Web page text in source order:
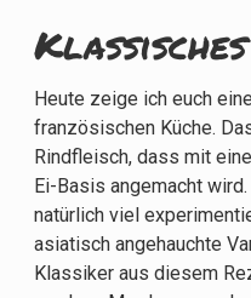
Heute zeige ich euch
französischen Küche.
Rindfleisch, dass mit
Ei-Basis angemacht
natürlich viel
asiatisch angehauchte
Klassiker aus diesem